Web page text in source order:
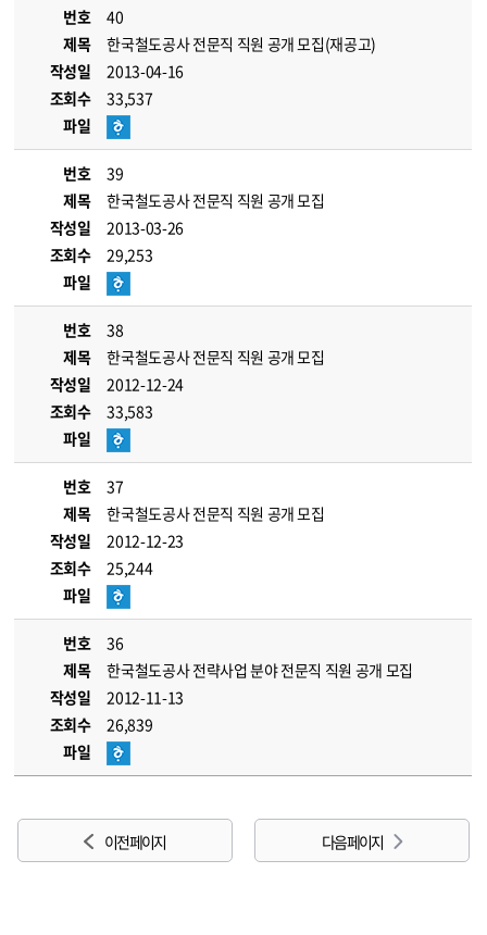
번호
40
제목
한국철도공사 전문직 직원 공개 모집(재공고)
작성일
2013-04-16
조회수
33,537
파일
번호
39
제목
한국철도공사 전문직 직원 공개 모집
작성일
2013-03-26
조회수
29,253
파일
번호
38
제목
한국철도공사 전문직 직원 공개 모집
작성일
2012-12-24
조회수
33,583
파일
번호
37
제목
한국철도공사 전문직 직원 공개 모집
작성일
2012-12-23
조회수
25,244
파일
번호
36
제목
한국철도공사 전략사업 분야 전문직 직원 공개 모집
작성일
2012-11-13
조회수
26,839
파일
이전 페이지 다음 페이지